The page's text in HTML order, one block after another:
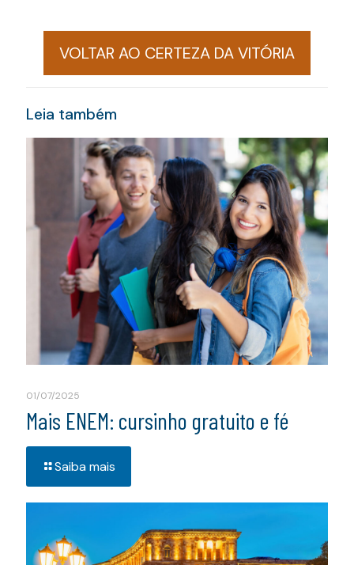
VOLTAR AO CERTEZA DA VITÓRIA
Leia também
01/07/2025
Mais ENEM: cursinho gratuito e fé
Saiba mais